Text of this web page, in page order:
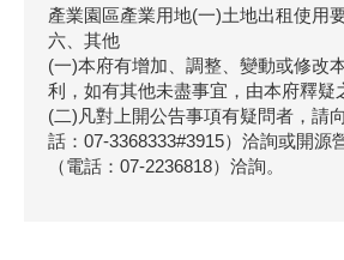
產業園區產業用地(一)土地出租使用
六、其他
(一)本府有增加、調整、變動或修改
利，如有其他未盡事宜，由本府釋疑
(二)凡對上開公告事項有疑問者，請
話：07-3368333#3915）洽詢或開源
（電話：07-2236818）洽詢。